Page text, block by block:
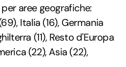
aree geografiche:
Italia (16), Germania
(11), Resto d'Europa
(22), Asia (22),